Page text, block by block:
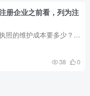
册企业之前看，列为注
》注册企业之前必读内容+1〉一张营业执照的维护成本要多少？以及业务开展的前期时间成本 》如何低成本开启企业新媒体私域运营？如何开展业务能保证业务的可继承性？ 财税成本说多不多，说少也不...
38 0